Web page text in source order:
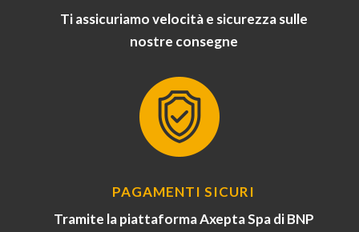
Ti assicuriamo velocità e sicurezza sulle
nostre consegne
PAGAMENTI SICURI
Tramite la piattaforma Axepta Spa di BNP